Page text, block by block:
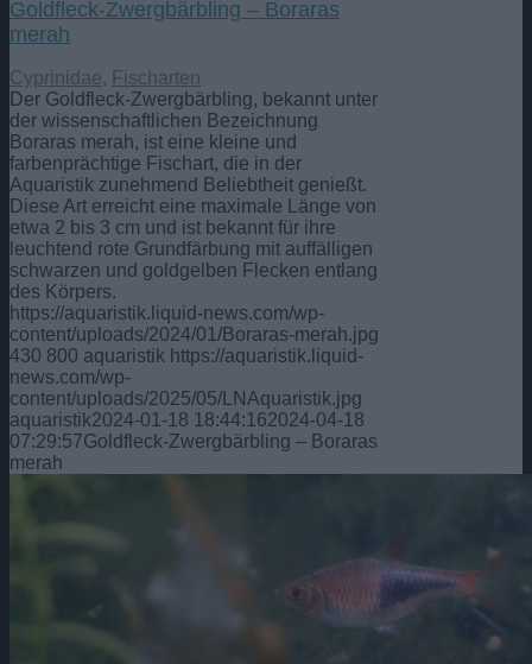
Goldfleck-Zwergbärbling – Boraras
merah
Cyprinidae, Fischarten
Der Goldfleck-Zwergbärbling, bekannt unter
der wissenschaftlichen Bezeichnung
Boraras merah, ist eine kleine und
farbenprächtige Fischart, die in der
Aquaristik zunehmend Beliebtheit genießt.
Diese Art erreicht eine maximale Länge von
etwa 2 bis 3 cm und ist bekannt für ihre
leuchtend rote Grundfärbung mit auffälligen
schwarzen und goldgelben Flecken entlang
des Körpers.
https://aquaristik.liquid-news.com/wp-
content/uploads/2024/01/Boraras-merah.jpg
430 800 aquaristik https://aquaristik.liquid-
news.com/wp-
content/uploads/2025/05/LNAquaristik.jpg
aquaristik2024-01-18 18:44:162024-04-18
07:29:57Goldfleck-Zwergbärbling – Boraras
merah